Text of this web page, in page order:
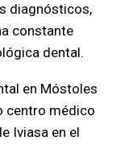
diagnósticos,
constante
dental.
en Móstoles
centro médico
Iviasa en el